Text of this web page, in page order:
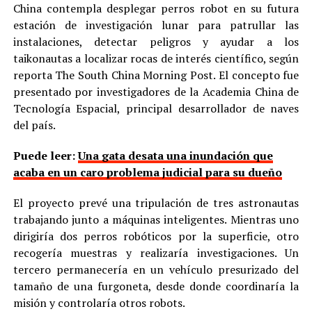
China contempla desplegar perros robot en su futura
estación de investigación lunar para patrullar las
instalaciones, detectar peligros y ayudar a los
taikonautas a localizar rocas de interés científico, según
reporta The South China Morning Post. El concepto fue
presentado por investigadores de la Academia China de
Tecnología Espacial, principal desarrollador de naves
del país.
Puede leer:Una gata desata una inundación que
acaba en un caro problema judicial para su dueño
El proyecto prevé una tripulación de tres astronautas
trabajando junto a máquinas inteligentes. Mientras uno
dirigiría dos perros robóticos por la superficie, otro
recogería muestras y realizaría investigaciones. Un
tercero permanecería en un vehículo presurizado del
tamaño de una furgoneta, desde donde coordinaría la
misión y controlaría otros robots.